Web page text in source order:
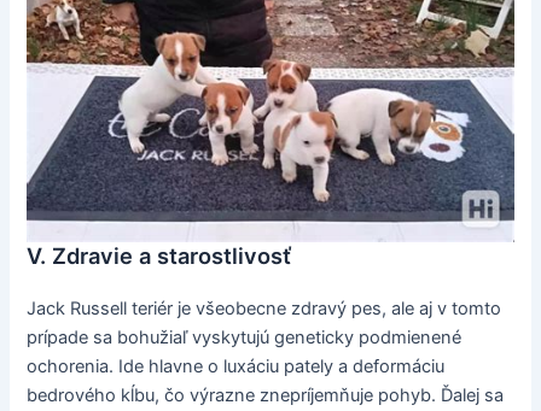
V. Zdravie a starostlivosť
Jack Russell teriér je všeobecne zdravý pes, ale aj v tomto
prípade sa bohužiaľ vyskytujú geneticky podmienené
ochorenia. Ide hlavne o luxáciu pately a deformáciu
bedrového kĺbu, čo výrazne znepríjemňuje pohyb. Ďalej sa